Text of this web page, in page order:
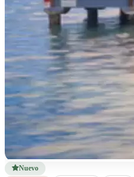
Nuevo